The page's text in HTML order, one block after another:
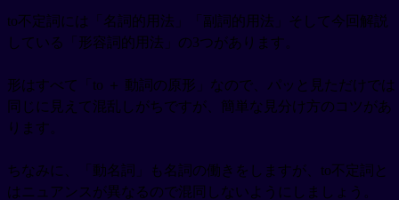
to不定詞には「名詞的用法」「副詞的用法」そして今回解説
している「形容詞的用法」の3つがあります。
形はすべて「to ＋ 動詞の原形」なので、パッと見ただけでは
同じに見えて混乱しがちですが、簡単な見分け方のコツがあ
ります。
ちなみに、「動名詞」も名詞の働きをしますが、to不定詞と
はニュアンスが異なるので混同しないようにしましょう。